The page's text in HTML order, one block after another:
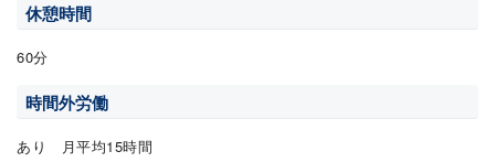
休憩時間
60分
時間外労働
あり 月平均15時間